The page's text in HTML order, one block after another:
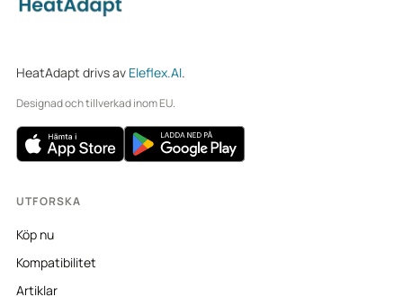
HeatAdapt drivs av Eleflex.AI.
Designad och tillverkad inom EU.
UTFORSKA
Köp nu
Kompatibilitet
Artiklar